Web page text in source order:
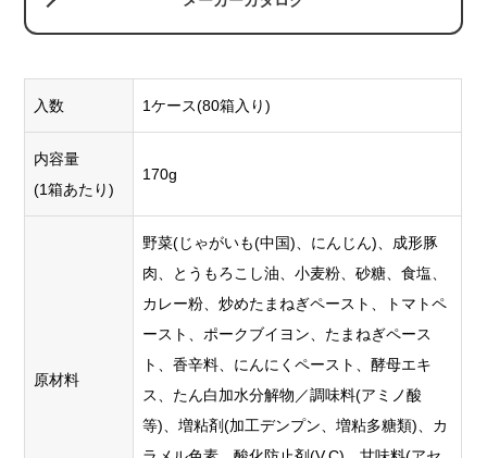
入数 1ケース(80箱入り)
内容量
(1箱あたり)
170g
原材料
野菜(じゃがいも(中国)、にんじん)、成形豚
肉、とうもろこし油、小麦粉、砂糖、食塩、
カレー粉、炒めたまねぎペースト、トマトペ
ースト、ポークブイヨン、たまねぎペース
ト、香辛料、にんにくペースト、酵母エキ
ス、たん白加水分解物／調味料(アミノ酸
等)、増粘剤(加工デンプン、増粘多糖類)、カ